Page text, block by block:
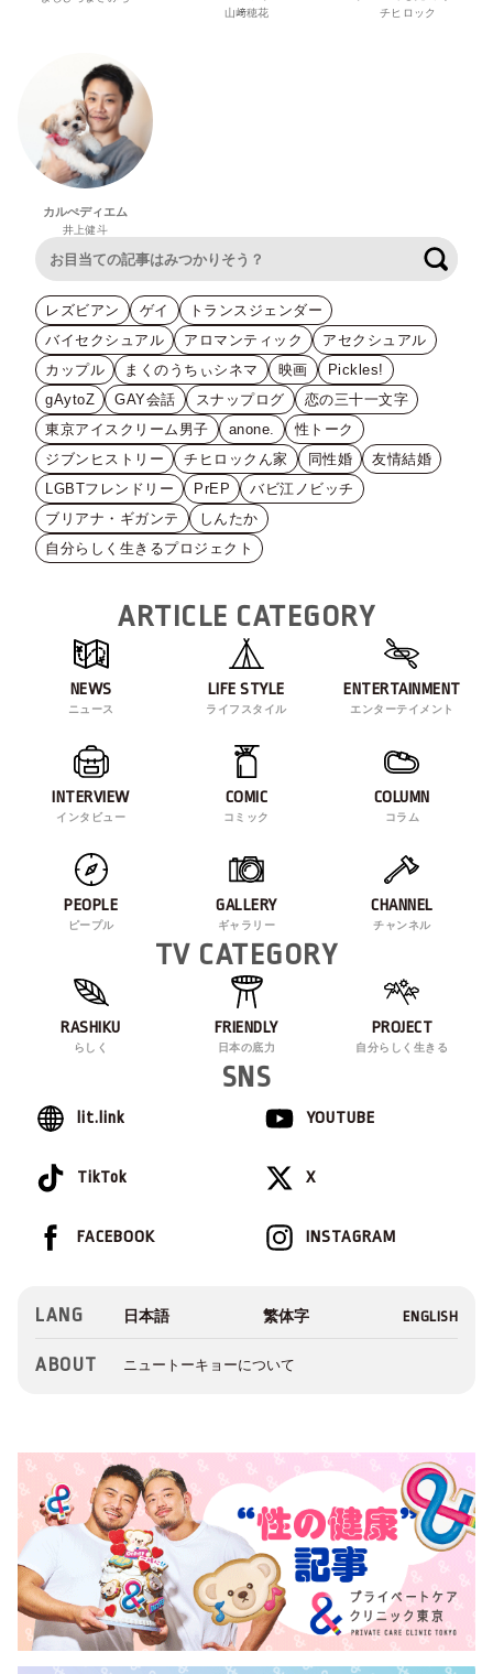
山﨑穂花 チヒロック
カルぺディエム
井上健斗
レズビアン ゲイ
トランスジェンダー
バイセクシュアル
アロマンティック
アセクシュアル
カップル
まくのうちぃシネマ 映画
Pickles!
gAytoZ
GAY会話 スナップログ
恋の三十一文字
東京アイスクリーム男子
anone.
性トーク
ジブンヒストリー
チヒロックん家 同性婚
友情結婚
LGBTフレンドリー
PrEP
バビ江ノビッチ
ブリアナ・ギガンテ
しんたか
自分らしく生きるプロジェクト
ARTICLE CATEGORY
NEWS
ニュース
LIFE STYLE
ライフスタイル
ENTERTAINMENT
エンターテイメント
INTERVIEW
インタビュー
COMIC
コミック
COLUMN
コラム
PEOPLE
ピープル
GALLERY
ギャラリー
CHANNEL
チャンネル
TV CATEGORY
RASHIKU
らしく
FRIENDLY
日本の底力
PROJECT
自分らしく生きる
SNS
lit.link YOUTUBE
TikTok X
INSTAGRAM
FACEBOOK
LANG
ABOUT ニュートーキョーについて